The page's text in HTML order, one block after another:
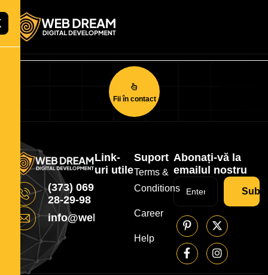
Fii în contact
(373) 069
28-29-98
info@webdream.md
Link-
uri utile
Suport
Terms &
Conditions
Career
Help
Abonați-vă la
emailul nostru